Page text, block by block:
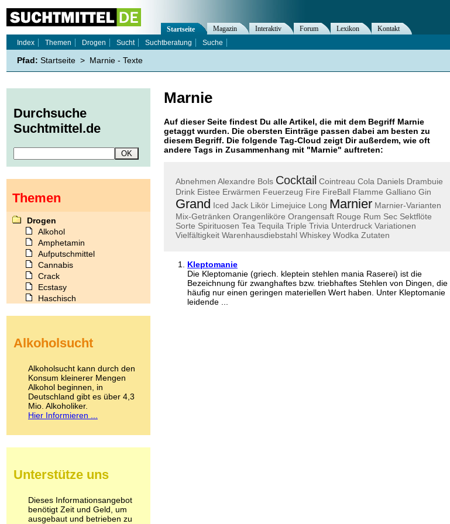
Marnie
Auf dieser Seite findest Du alle Artikel, die mit dem Begriff Marnie
getaggt wurden. Die obersten Einträge passen dabei am besten zu
diesem Begriff. Die folgende Tag-Cloud zeigt Dir außerdem, wie oft
andere Tags in Zusammenhang mit "Marnie" auftreten:
Abnehmen Alexandre Bols Cocktail Cointreau Cola Daniels Drambuie
Drink Eistee Erwärmen Feuerzeug Fire FireBall Flamme Galliano Gin
Grand Iced Jack Likör Limejuice Long Marnier Marnier-Varianten
Mix-Getränken Orangenliköre Orangensaft Rouge Rum Sec Sektflöte
Sorte Spirituosen Tea Tequila Triple Trivia Unterdruck Variationen
Vielfältigkeit Warenhausdiebstahl Whiskey Wodka Zutaten
Kleptomanie
Die Kleptomanie (griech. kleptein stehlen mania Raserei) ist die
Bezeichnung für zwanghaftes bzw. triebhaftes Stehlen von Dingen, die
häufig nur einen geringen materiellen Wert haben. Unter Kleptomanie
leidende ...
Startseite Magazin Interaktiv Forum Lexikon
Kontakt
Index
Themen Drogen Sucht Suchtberatung Suche
Pfad: Startseite > Marnie - Texte
Durchsuche
Suchtmittel.de
Themen
Drogen
Alkohol
Amphetamin
Aufputschmittel
Cannabis
Crack
Ecstasy
Haschisch
Kokain
LSD
Marihuana
Medikamente
Meskalin
Metamphetamin
Methadon
Pilze
Psychopharmaka
Schlafmittel
Schmerzmittel
Alkoholsucht
Alkoholsucht kann durch den
Konsum kleinerer Mengen
Alkohol beginnen, in
Deutschland gibt es über 4,3
Mio. Alkoholiker.
Hier Informieren ...
Unterstütze uns
Dieses Informationsangebot
benötigt Zeit und Geld, um
ausgebaut und betrieben zu